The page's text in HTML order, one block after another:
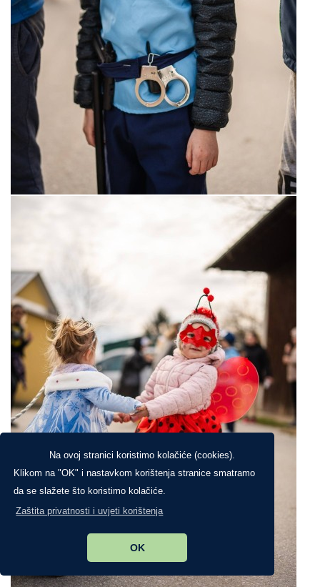
Na ovoj stranici koristimo kolačiće (cookies).
Klikom na "OK" i nastavkom korištenja stranice smatramo
da se slažete što koristimo kolačiće.
Zaštita privatnosti i uvjeti korištenja
OK